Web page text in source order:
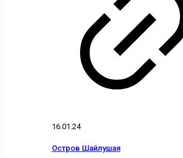
16.01.24
Остров Шайлушая